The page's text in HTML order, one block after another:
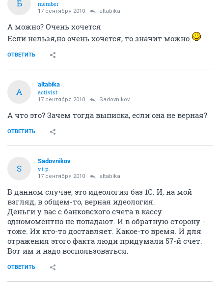
Б
member
17 сентября 2010 altabika
А можно? Очень хочется
Если нельзя,но очень хочется, то значит можно.
ОТВЕТИТЬ
A
altabika
activist
17 сентября 2010 Sadovnikov
А что это? Зачем тогда выписка, если она не верная?
ОТВЕТИТЬ
S
Sadovnikov
v.i.p.
17 сентября 2010 altabika
В данном случае, это идеология баз 1С. И, на мой
взгляд, в общем-то, верная идеология.
Деньги у вас с банковского счета в кассу
одномоментно не попадают. И в обратную сторону -
тоже. Их кто-то доставляет. Какое-то время. И для
отражения этого факта люди придумали 57-й счет.
Вот им и надо воспользоваться.
ОТВЕТИТЬ